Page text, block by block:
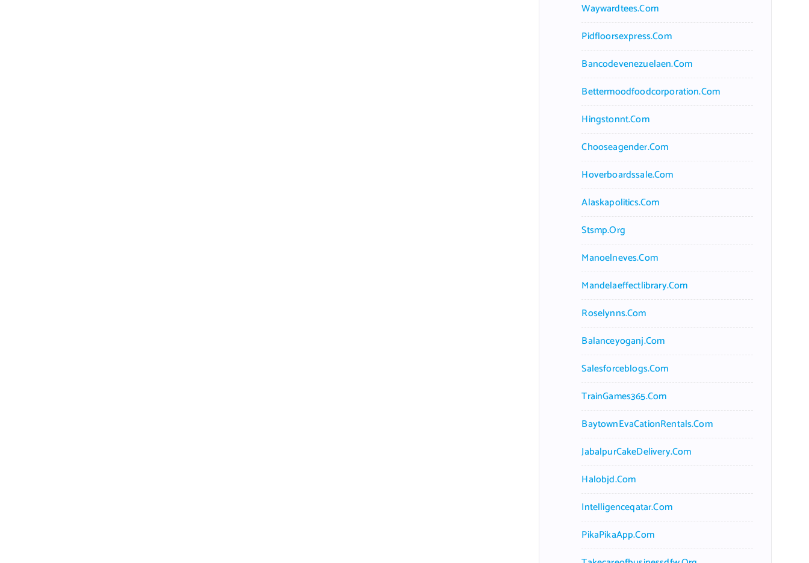
Waywardtees.com
Pidfloorsexpress.com
Bancodevenezuelaen.com
Bettermoodfoodcorporation.com
Hingstonnt.com
Chooseagender.com
Hoverboardssale.com
Alaskapolitics.com
Stsmp.org
Manoelneves.com
Mandelaeffectlibrary.com
Roselynns.com
Balanceyoganj.com
Salesforceblogs.com
TrainGames365.com
BaytownEvaCationRentals.com
JabalpurCakeDelivery.com
Halobjd.com
Intelligenceqatar.com
PikaPikaApp.com